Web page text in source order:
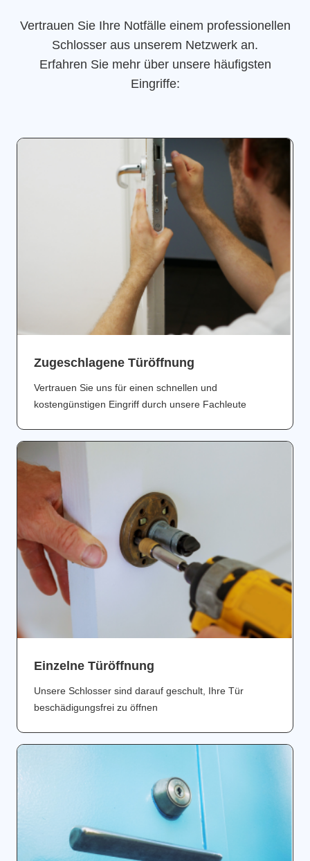
Vertrauen Sie Ihre Notfälle einem professionellen
Schlosser aus unserem Netzwerk an.
Erfahren Sie mehr über unsere häufigsten
Eingriffe:
Zugeschlagene Türöffnung
Vertrauen Sie uns für einen schnellen und
kostengünstigen Eingriff durch unsere Fachleute
Einzelne Türöffnung
Unsere Schlosser sind darauf geschult, Ihre Tür
beschädigungsfrei zu öffnen